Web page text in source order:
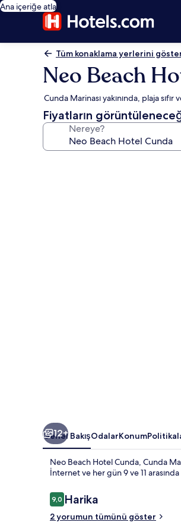
Ana içeriğe atla
Tüm konaklama yerlerini
Neo Beach
Cunda Marinası yakınında, plaja
Fiyatların
Nereye?
12+
Genel BakışOdalarKonum
Neo Beach Hotel Cunda, Cunda
İnternet ve her gün 9 ve 11
Yorumlar
9,09,0/10
Harika
2 yorumun tümünü göster